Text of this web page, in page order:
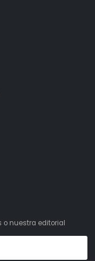
o nuestra editorial